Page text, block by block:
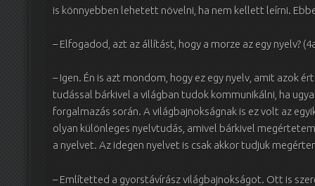
is könnyebben lehetett növelni, ha nem kellett leírni.
– Elfogadod, azt az állítást, hogy a morze az egy nyelv?
– Igen. Én is azt mondom, hogy ez egy nyelv, amit azok
tudással bárkivel a világban tudok kommunikálni, ha
forgalmazás során. A világbajnokságnak is ez volt az
olyan különleges nyelvtudás, amivel bárkivel
a nyelvet. Az idegen nyelvet is csak akkor tudjuk
– Említetted a gyorstávírász világbajnokságot. Ott is